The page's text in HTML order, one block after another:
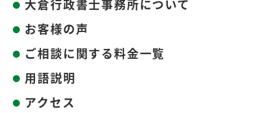
大倉行政書士事務所について
お客様の声
ご相談に関する料金一覧
用語説明
アクセス